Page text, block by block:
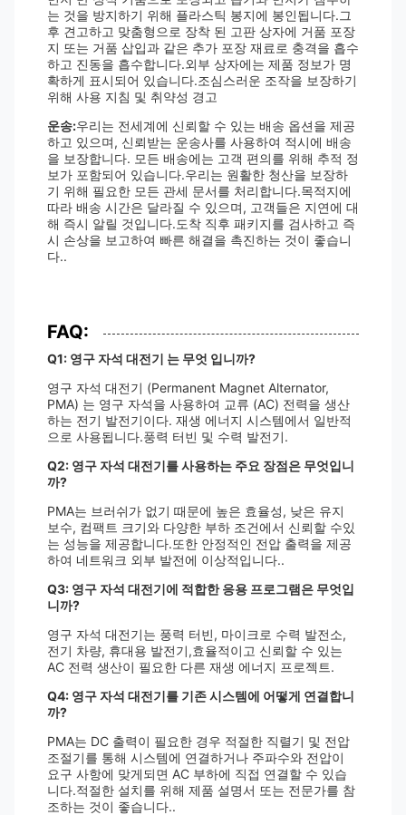
는 것을 방지하기 위해 플라스틱 봉지에 봉인됩니다.그
후 견고하고 맞춤형으로 장착 된 고판 상자에 거품 포장
지 또는 거품 삽입과 같은 추가 포장 재료로 충격을 흡수
하고 진동을 흡수합니다.외부 상자에는 제품 정보가 명
확하게 표시되어 있습니다.조심스러운 조작을 보장하기
위해 사용 지침 및 취약성 경고
운송:우리는 전세계에 신뢰할 수 있는 배송 옵션을 제공
하고 있으며, 신뢰받는 운송사를 사용하여 적시에 배송
을 보장합니다. 모든 배송에는 고객 편의를 위해 추적 정
보가 포함되어 있습니다.우리는 원활한 청산을 보장하
기 위해 필요한 모든 관세 문서를 처리합니다.목적지에
따라 배송 시간은 달라질 수 있으며, 고객들은 지연에 대
해 즉시 알릴 것입니다.도착 직후 패키지를 검사하고 즉
시 손상을 보고하여 빠른 해결을 촉진하는 것이 좋습니
다..
FAQ:
Q1: 영구 자석 대전기 는 무엇 입니까?
영구 자석 대전기 (Permanent Magnet Alternator,
PMA) 는 영구 자석을 사용하여 교류 (AC) 전력을 생산
하는 전기 발전기이다. 재생 에너지 시스템에서 일반적
으로 사용됩니다.풍력 터빈 및 수력 발전기.
Q2: 영구 자석 대전기를 사용하는 주요 장점은 무엇입니
까?
PMA는 브러쉬가 없기 때문에 높은 효율성, 낮은 유지
보수, 컴팩트 크기와 다양한 부하 조건에서 신뢰할 수있
는 성능을 제공합니다.또한 안정적인 전압 출력을 제공
하여 네트워크 외부 발전에 이상적입니다..
Q3: 영구 자석 대전기에 적합한 응용 프로그램은 무엇입
니까?
영구 자석 대전기는 풍력 터빈, 마이크로 수력 발전소,
전기 차량, 휴대용 발전기,효율적이고 신뢰할 수 있는
AC 전력 생산이 필요한 다른 재생 에너지 프로젝트.
Q4: 영구 자석 대전기를 기존 시스템에 어떻게 연결합니
까?
PMA는 DC 출력이 필요한 경우 적절한 직렬기 및 전압
조절기를 통해 시스템에 연결하거나 주파수와 전압이
요구 사항에 맞게되면 AC 부하에 직접 연결할 수 있습
니다.적절한 설치를 위해 제품 설명서 또는 전문가를 참
조하는 것이 좋습니다..